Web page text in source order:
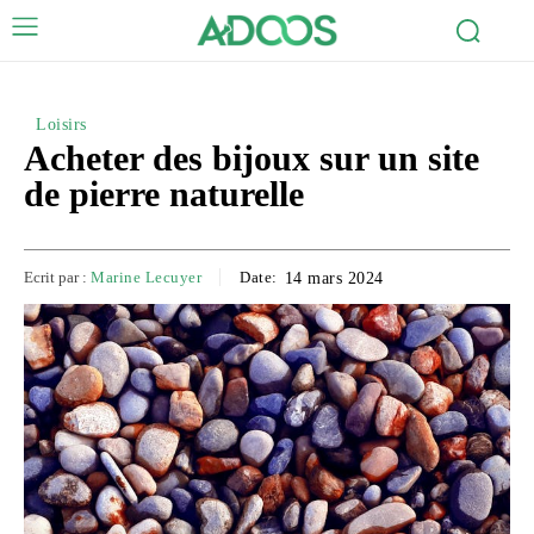
Loisirs
Acheter des bijoux sur un site
de pierre naturelle
Ecrit par : Marine Lecuyer Date: 14 mars 2024